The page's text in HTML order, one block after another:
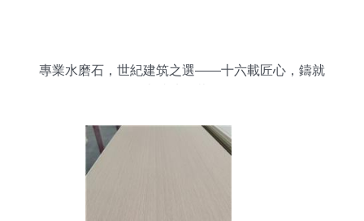
專業水磨石，世紀建筑之選——十六載匠心，鑄就